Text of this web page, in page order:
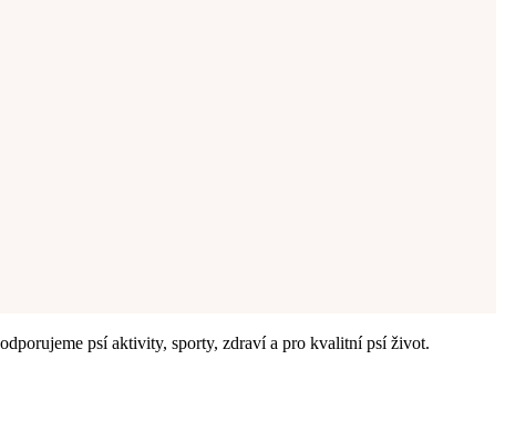
psí aktivity, sporty, zdraví a pro kvalitní psí život.